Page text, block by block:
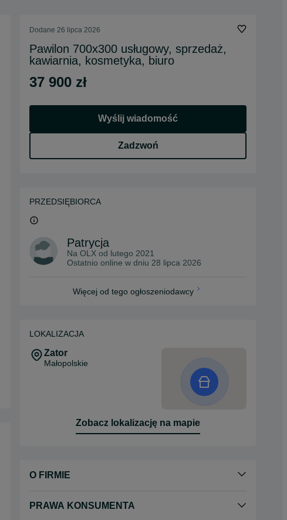
Dodane 26 lipca 2026
Pawilon 700x300 usługowy, sprzedaż,
kawiarnia, kosmetyka, biuro
37 900 zł
Wyślij wiadomość
Zadzwoń
PRZEDSIĘBIORCA
Patrycja
Na OLX od lutego 2021
Ostatnio online w dniu 28 lipca 2026
Więcej od tego ogłoszeniodawcy
LOKALIZACJA
Zator
Małopolskie
Zobacz lokalizację na mapie
O FIRMIE
PRAWA KONSUMENTA